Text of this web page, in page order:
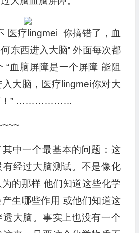
医疗lingmei 你搞错了，血
东西进入大脑” 外面每次都
“血脑屏障是一个屏障 能阻
入大脑，医疗lingmei你对大
！” ………………
其中一个最基本的问题：这
有经过大脑测试。不是像化
的那样 他们知道这些化学
生哪些作用 或他们知道这
大脑。事实上也没有一个